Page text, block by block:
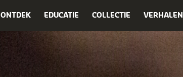
ONTDEK EDUCATIE COLLECTIE VERHALEN